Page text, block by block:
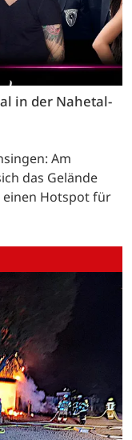
in der Nahetal-
Am
das Gelände
einen Hotspot für